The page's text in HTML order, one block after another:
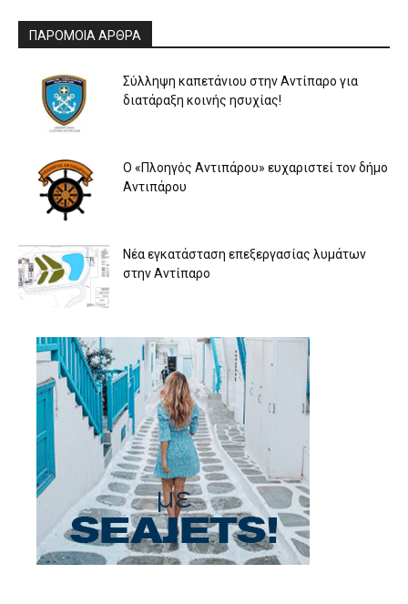
ΠΑΡΟΜΟΙΑ ΑΡΘΡΑ
Σύλληψη καπετάνιου στην Αντίπαρο για
διατάραξη κοινής ησυχίας!
Ο «Πλοηγός Αντιπάρου» ευχαριστεί τον δήμο
Αντιπάρου
Νέα εγκατάσταση επεξεργασίας λυμάτων
στην Αντίπαρο